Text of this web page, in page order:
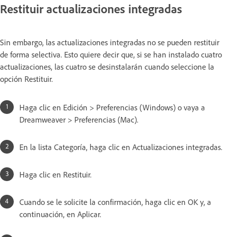
Restituir actualizaciones integradas
Sin embargo, las actualizaciones integradas no se pueden restituir
de forma selectiva. Esto quiere decir que, si se han instalado cuatro
actualizaciones, las cuatro se desinstalarán cuando seleccione la
opción Restituir.
Haga clic en Edición > Preferencias (Windows) o vaya a
Dreamweaver > Preferencias (Mac).
En la lista Categoría, haga clic en Actualizaciones integradas.
Haga clic en Restituir.
Cuando se le solicite la confirmación, haga clic en OK y, a
continuación, en Aplicar.